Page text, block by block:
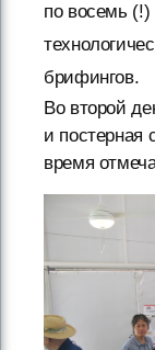
по восемь
брифингов.
Во второй
и постерная
время